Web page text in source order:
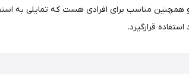
و همچنین مناسب برای افرادی هست که تمایلی
قرارگیرد.